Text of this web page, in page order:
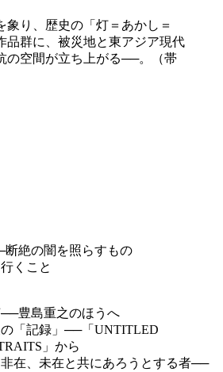
象り、歴史の「灯＝あかし＝
品群に、被災地と東アジア現代
の空間が立ち上がる──。（帯
絶の闇を照らすもの
くこと
豊島重之のほうへ
「記録」──「UNTITLED
」から
在、未在と共にあろうとする者──